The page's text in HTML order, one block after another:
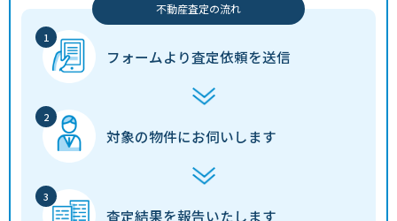
不動産査定の流れ
フォームより査定依頼を送信
対象の物件にお伺いします
査定結果を報告いたします